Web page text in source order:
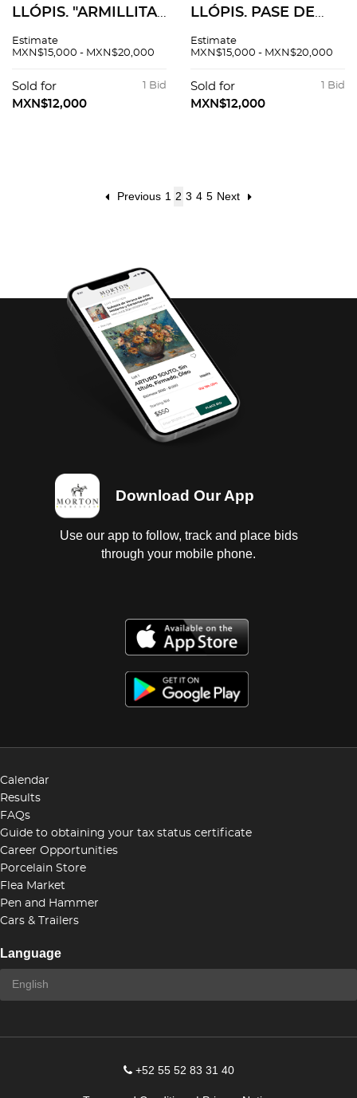
LLÓPIS. "ARMILLITA"
DE RODILLAS. Óleo
"C Ruano Llopis." 36
x 46.5 cm.
Estimate
MXN$15,000 - MXN$20,000
1 Bid
Sold for
MXN$12,000
LLÓPIS. PASE DE
ESPINOSA
sobre tela. Firmado
"C Ruano Llopis". 41 x
Estimate
MXN$15,000 - MXN$20,000
1 Bid
Sold for
MXN$12,000
Previous 1 2 3 4 5 Next
Download Our App
Use our app to follow, track and place bids
through your mobile phone.
Calendar
Results
FAQs
Guide to obtaining your tax status certificate
Career Opportunities
Porcelain Store
Flea Market
Pen and Hammer
Cars & Trailers
Language
+52 55 52 83 31 40